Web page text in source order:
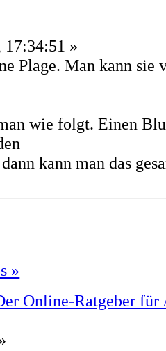
17:34:51 »
Plage. Man kann
wie folgt. Einen
kann man das
»
Online-Ratgeber für